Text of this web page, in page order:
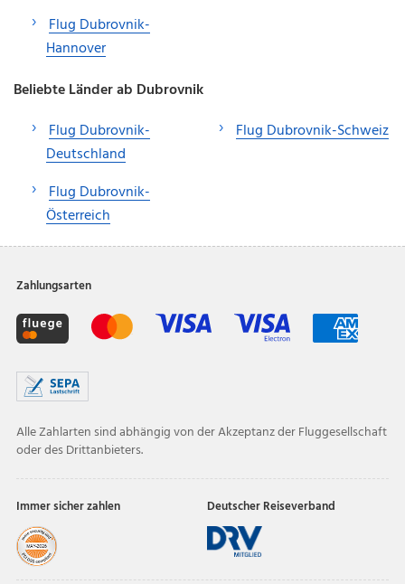
Flug Dubrovnik-
Hannover
Beliebte Länder ab Dubrovnik
Flug Dubrovnik-
Deutschland
Flug Dubrovnik-
Österreich
Flug Dubrovnik-Schweiz